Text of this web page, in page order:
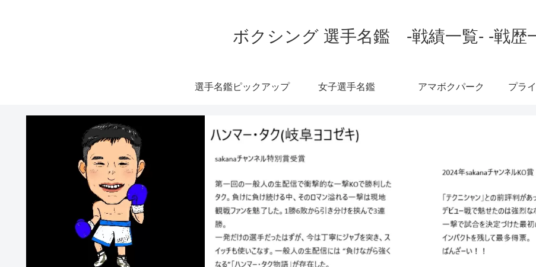
ボクシング 選手名鑑 -戦績一覧- -戦歴
選手名鑑ピックアップ 女子選手名鑑 アマボクパーク プラ